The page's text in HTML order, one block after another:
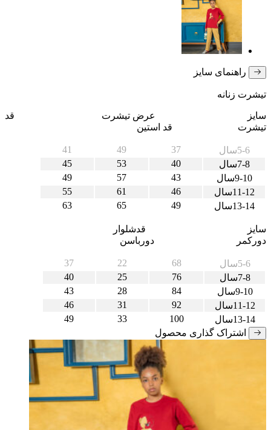
راهنمای سایز
تیشرت زنانه
سایز عرض تیشرت قد
تیشرت قد استین
5-6سال 37
49
41
7-8سال
40
53
45
9-10سال
43
57
49
11-12سال
46
61
55
13-14سال
49
65
63
سایز قدشلوار
دورکمر دورباسن
5-6سال 68
22
37
7-8سال
76
25
40
9-10سال
84
28
43
11-12سال
92
31
46
13-14سال
100
33
49
اشتراک گذاری محصول